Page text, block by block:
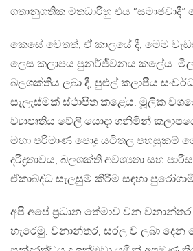
ගතානුගතික මතධාරීහු එය “සමාජවාදී”
කෙසේ වෙතත්, ඒ කාලයේ දී, මෙම
ලෙස කලාපය පුනර්ජීවනය කලේය.
බලශක්තිය ලබා දී, පුළුල් කලාපීය
සැලැස්මක් ස්ථාපිත කළේය. මූලික
ව්‍යාපෘතිය වේලි යොදා ගනිමින්
මහා පරිමාණ පොදු යටිතල පහසුකම්
දරිද්‍රතාවය, බලශක්ති අවශ්‍යතා සහ
ඒකාබද්ධ සැලසුම් කිරීම සඳහා
අපි අපේ ප්‍රධාන තේමාව වන
හැරෙමු. වනාන්තර, සරල ව ලබා දෙන